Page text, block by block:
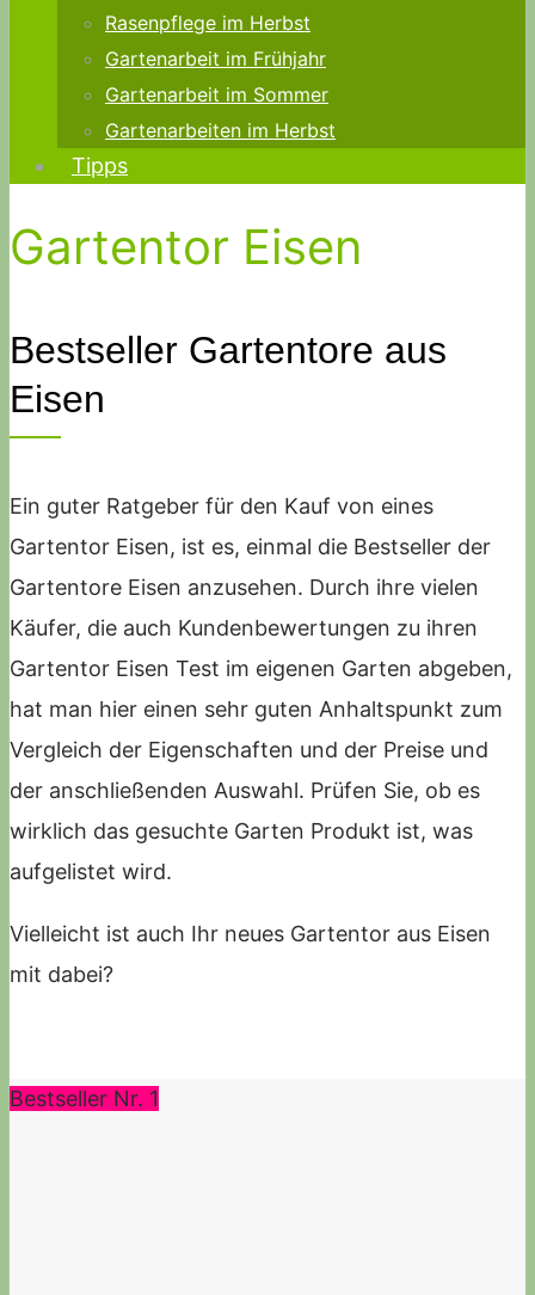
Rasenpflege im Herbst
Gartenarbeit im Frühjahr
Gartenarbeit im Sommer
Gartenarbeiten im Herbst
Tipps
Gartentor Eisen
Bestseller Gartentore aus
Eisen
Ein guter Ratgeber für den Kauf von eines
Gartentor Eisen, ist es, einmal die Bestseller der
Gartentore Eisen anzusehen. Durch ihre vielen
Käufer, die auch Kundenbewertungen zu ihren
Gartentor Eisen Test im eigenen Garten abgeben,
hat man hier einen sehr guten Anhaltspunkt zum
Vergleich der Eigenschaften und der Preise und
der anschließenden Auswahl. Prüfen Sie, ob es
wirklich das gesuchte Garten Produkt ist, was
aufgelistet wird.
Vielleicht ist auch Ihr neues Gartentor aus Eisen
mit dabei?
Bestseller Nr. 1